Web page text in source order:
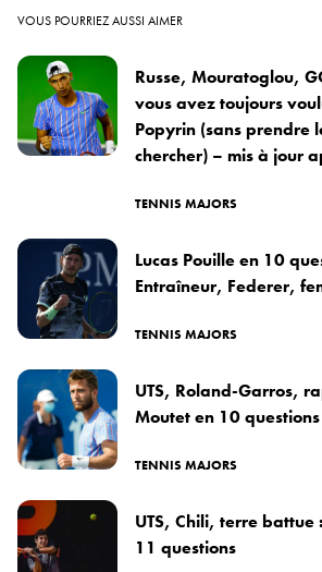
VOUS POURRIEZ AUSSI AIMER
Russe, Mouratoglou,
vous avez toujours
Popyrin (sans prendre
chercher) – mis à jour
TENNIS MAJORS
Lucas Pouille en 10
Entraîneur, Federer,
TENNIS MAJORS
UTS, Roland-Garros,
Moutet en 10 questions
TENNIS MAJORS
UTS, Chili, terre battue
11 questions